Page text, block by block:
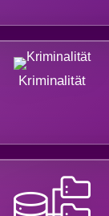
Kriminalität